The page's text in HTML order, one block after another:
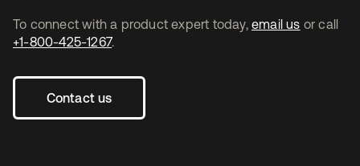
To connect with a product expert today, email us or call
+1-800-425-1267.
Contact us